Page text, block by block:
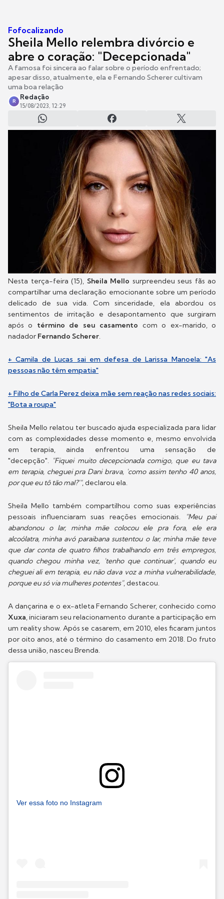
Fofocalizando
Sheila Mello relembra divórcio e
abre o coração: "Decepcionada"
A famosa foi sincera ao falar sobre o período enfrentado;
apesar disso, atualmente, ela e Fernando Scherer cultivam
uma boa relação
R
Redação
15/08/2023, 12:29
Nesta terça-feira (15), Sheila Mello surpreendeu seus fãs ao
compartilhar uma declaração emocionante sobre um período
delicado de sua vida. Com sinceridade, ela abordou os
sentimentos de irritação e desapontamento que surgiram
após o término de seu casamento com o ex-marido, o
nadador Fernando Scherer.
+ Camila de Lucas sai em defesa de Larissa Manoela: "As
pessoas não têm empatia"
+ Filho de Carla Perez deixa mãe sem reação nas redes sociais:
"Bota a roupa"
Sheila Mello relatou ter buscado ajuda especializada para lidar
com as complexidades desse momento e, mesmo envolvida
em terapia, ainda enfrentou uma sensação de
"decepção". "Fiquei muito decepcionada comigo, que eu tava
em terapia, cheguei pra Dani brava, 'como assim tenho 40 anos,
por que eu tô tão mal?'", declarou ela.
Sheila Mello também compartilhou como suas experiências
pessoais influenciaram suas reações emocionais.
"Meu pai
abandonou o lar, minha mãe colocou ele pra fora, ele era
alcoólatra, minha avó paraibana sustentou o lar, minha mãe teve
que dar conta de quatro filhos trabalhando em três empregos,
quando chegou minha vez, 'tenho que continuar', quando eu
cheguei ali em terapia, eu não dava voz a minha vulnerabilidade,
porque eu só via mulheres potentes", destacou.
A dançarina e o ex-atleta Fernando Scherer, conhecido como
Xuxa, iniciaram seu relacionamento durante a participação em
um reality show. Após se casarem, em 2010, eles ficaram juntos
por oito anos, até o término do casamento em 2018. Do fruto
dessa união, nasceu Brenda.
Ver essa foto no Instagram